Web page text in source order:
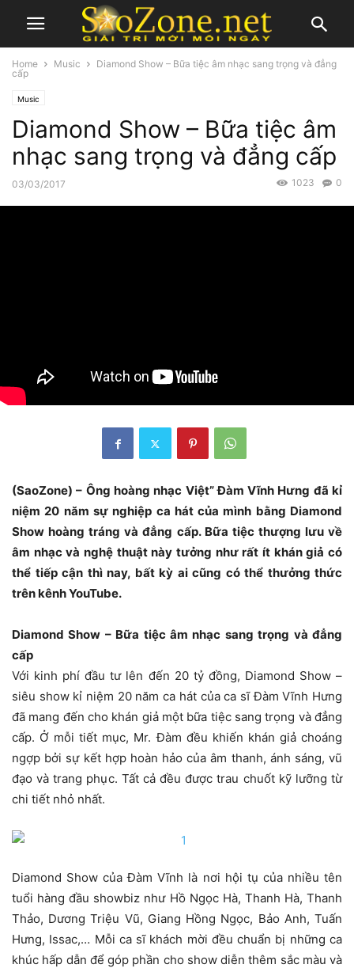
Home Music
Diamond Show – Bữa tiệc âm nhạc sang trọng và đẳng
cấp
Music
Diamond Show – Bữa tiệc âm
nhạc sang trọng và đẳng cấp
03/03/2017 0
1023
(SaoZone) – Ông hoàng nhạc Việt” Đàm Vĩnh Hưng đã kỉ
niệm 20 năm sự nghiệp ca hát của mình bằng Diamond
Show hoàng tráng và đẳng cấp. Bữa tiệc thượng lưu về
âm nhạc và nghệ thuật này tưởng như rất ít khán giả có
thể tiếp cận thì nay, bất kỳ ai cũng có thể thưởng thức
trên kênh YouTube.
Diamond Show – Bữa tiệc âm nhạc sang trọng và đẳng
cấp
Với kinh phí đầu tư lên đến 20 tỷ đồng, Diamond Show –
siêu show kỉ niệm 20 năm ca hát của ca sĩ Đàm Vĩnh Hưng
đã mang đến cho khán giả một bữa tiệc sang trọng và đẳng
cấp. Ở mỗi tiết mục, Mr. Đàm đều khiến khán giả choáng
ngợp bởi sự kết hợp hoàn hảo của âm thanh, ánh sáng, vũ
đạo và trang phục. Tất cả đều được trau chuốt kỹ lưỡng từ
chi tiết nhỏ nhất.
Diamond Show của Đàm Vĩnh là nơi hội tụ của nhiều tên
tuổi hàng đầu showbiz như Hồ Ngọc Hà, Thanh Hà, Thanh
Thảo, Dương Triệu Vũ, Giang Hồng Ngọc, Bảo Anh, Tuấn
Hưng, Issac,… Mỗi ca sĩ khách mời đều chuẩn bị những ca
khúc hấp dẫn để góp phần cho show diễn thêm sắc màu và